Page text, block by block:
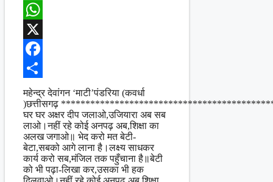
WhatsApp
X
Facebook
Share
महेन्द्र देवांगन ‘माटी’पंडरिया (कवर्धा
)छत्तीसगढ़
घर घर अक्षर दीप जलाओ,उजियारा अब सब
लाओ।नहीं रहे कोई अनपढ़ अब,शिक्षा का
अलख जगाओ॥ भेद करो मत बेटी-
बेटा,सबको आगे लाना है।लक्ष्य साधकर
कार्य करो सब,मंजिल तक पहुँचाना है॥बेटी
को भी पढ़ा-लिखा कर,उसका भी हक